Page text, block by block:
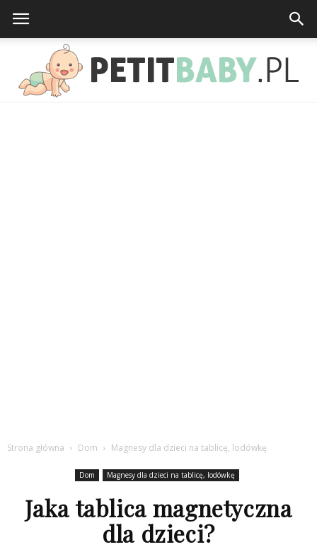
Strona główna Dom Magnesy dla dzieci na tablicę, lodówkę
Dom Magnesy dla dzieci na tablicę, lodówkę
Jaka tablica magnetyczna
dla dzieci?